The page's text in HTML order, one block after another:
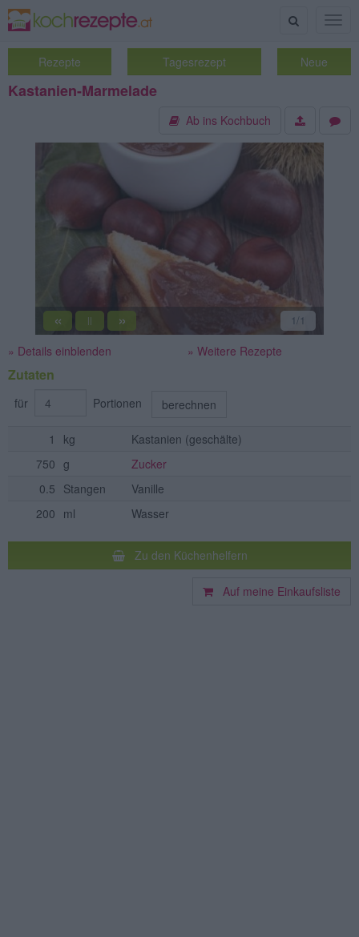
Suche
Rezepte Tagesrezept Neue
Kastanien-Marmelade
Ab ins Kochbuch
« || » 1/1
» Details einblenden » Weitere Rezepte
Zutaten
für Portionen berechnen
1 kg Kastanien (geschälte)
750 g
Zucker
0.5 Stangen
Vanille
200 ml Wasser
Zu den Küchenhelfern
Auf meine Einkaufsliste